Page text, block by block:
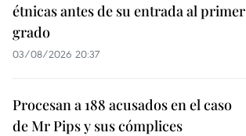
étnicas antes de su entrada al primer
grado
03/08/2026 20:37
Procesan a 188 acusados en el caso
de Mr Pips y sus cómplices